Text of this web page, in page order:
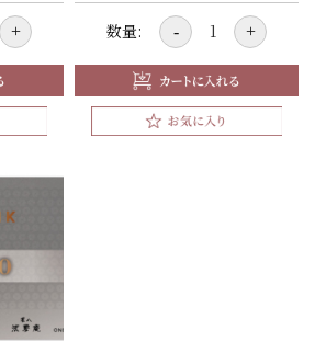
+ 数量: - +